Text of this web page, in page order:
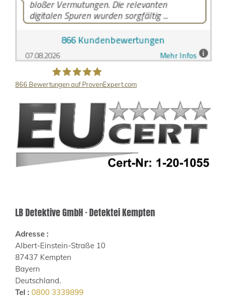
LB Detektive GmbH
866 Bewertungen auf ProvenExpert.com
LB Detektive GmbH · Detektei Kempten
Adresse :
Albert-Einstein-Straße 10
87437 Kempten
Bayern
Deutschland.
Tel : 0800 3339899